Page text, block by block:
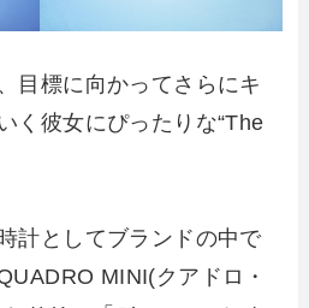
目標に向かってさらにキ
く彼女にぴったりな“The
計としてブランドの中で
MINI(クアドロ・